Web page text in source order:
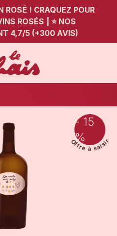
ROSÉ ! CRAQUEZ POUR
ROSÉS
⭐ NOS
4,7/5 (+300 AVIS)
- 15
%